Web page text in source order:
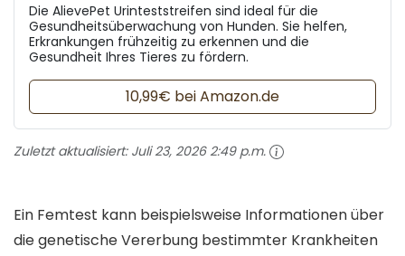
Die AlievePet Urinteststreifen sind ideal für die
Gesundheitsüberwachung von Hunden. Sie helfen,
Erkrankungen frühzeitig zu erkennen und die
Gesundheit Ihres Tieres zu fördern.
10,99€ bei Amazon.de
Zuletzt aktualisiert: Juli 23, 2026 2:49 p.m.
Ein Femtest kann beispielsweise Informationen über
die genetische Vererbung bestimmter Krankheiten